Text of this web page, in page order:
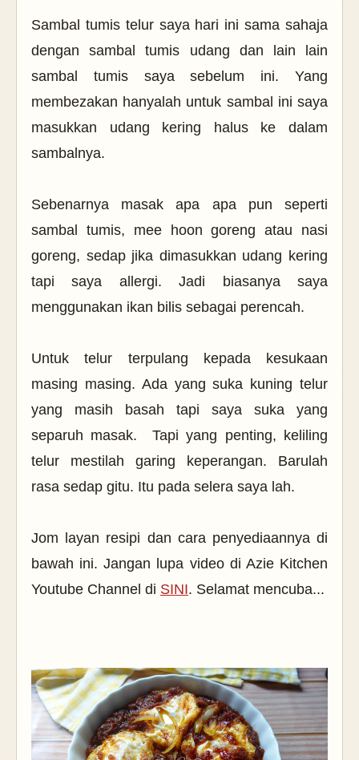
Sambal tumis telur saya hari ini sama sahaja
dengan sambal tumis udang dan lain lain
sambal tumis saya sebelum ini. Yang
membezakan hanyalah untuk sambal ini saya
masukkan udang kering halus ke dalam
sambalnya.
Sebenarnya masak apa apa pun seperti
sambal tumis, mee hoon goreng atau nasi
goreng, sedap jika dimasukkan udang kering
tapi saya allergi. Jadi biasanya saya
menggunakan ikan bilis sebagai perencah.
Untuk telur terpulang kepada kesukaan
masing masing. Ada yang suka kuning telur
yang masih basah tapi saya suka yang
separuh masak. Tapi yang penting, keliling
telur mestilah garing keperangan. Barulah
rasa sedap gitu. Itu pada selera saya lah.
Jom layan resipi dan cara penyediaannya di
bawah ini. Jangan lupa video di Azie Kitchen
Youtube Channel di SINI. Selamat mencuba...